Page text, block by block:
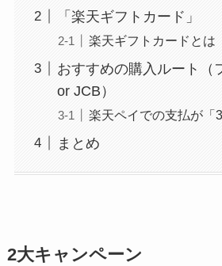
「楽天ギフトカード」
楽天ギフトカードとは
おすすめの購入ルート（
or JCB）
楽天ペイでの支払が「
まとめ
2大キャンペーン